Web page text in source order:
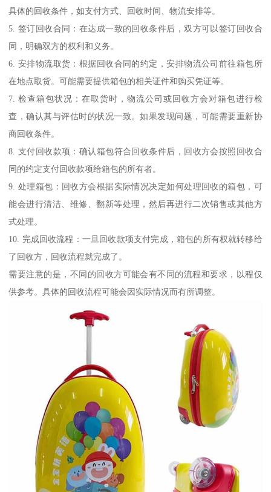
具体的回收条件，如支付方式、回收时间、物流安排等。
5. 签订回收合同：在达成一致的回收条件后，双方可以签订回收合
同，明确双方的权利和义务。
6. 安排物流取货：根据回收合同的约定，安排物流公司前往箱包所
在地点取货。可能需要提供箱包的相关证件和购买凭证等。
7. 检查箱包状况：在取货时，物流公司或回收方会对箱包进行检
查，确认其与评估时的状况一致。如果发现问题，可能需要重新协
商回收条件。
8. 支付回收款项：确认箱包符合回收条件后，回收方会按照回收合
同的约定支付回收款项给箱包的所有者。
9. 处理箱包：回收方会根据实际情况决定如何处理回收的箱包，可
能会进行清洁、维修、翻新等处理，然后再进行二次销售或其他方
式处理。
10. 完成回收流程：一旦回收款项支付完成，箱包的所有权就转移给
了回收方，回收流程就完成了。
需要注意的是，不同的回收方可能会有不同的流程和要求，以程仅
供参考。具体的回收流程可能会因实际情况而有所调整。